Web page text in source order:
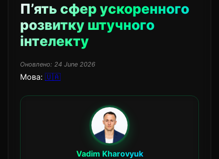
П’ять сфер ускоренного
розвитку штучного
інтелекту
Оновлено: 24 June 2026
Мова: 🇺🇦
Vadim Kharovyuk